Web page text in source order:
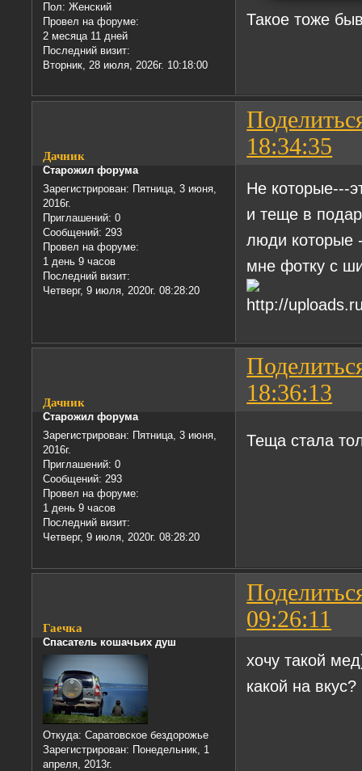
Пол: Женский
Провел на форуме:
2 месяца 11 дней
Последний визит:
Вторник, 28 июля, 2026г. 10:18:00
Такое тоже
18:34:35
Дачник
Старожил форума
Зарегистрирован: Пятница, 3 июня,
2016г.
Приглашений: 0
Сообщений: 293
Провел на форуме:
1 день 9 часов
Последний визит:
Четверг, 9 июля, 2020г. 08:28:20
Не которые---
и теще в
люди которые
мне фотку с
18:36:13
Дачник
Старожил форума
Зарегистрирован: Пятница, 3 июня,
2016г.
Приглашений: 0
Сообщений: 293
Провел на форуме:
1 день 9 часов
Последний визит:
Четверг, 9 июля, 2020г. 08:28:20
Теща стала
09:26:11
Гаечка
Спасатель кошачьих душ
Откуда: Саратовское бездорожье
Зарегистрирован: Понедельник, 1
апреля, 2013г.
хочу такой
какой на вкус?